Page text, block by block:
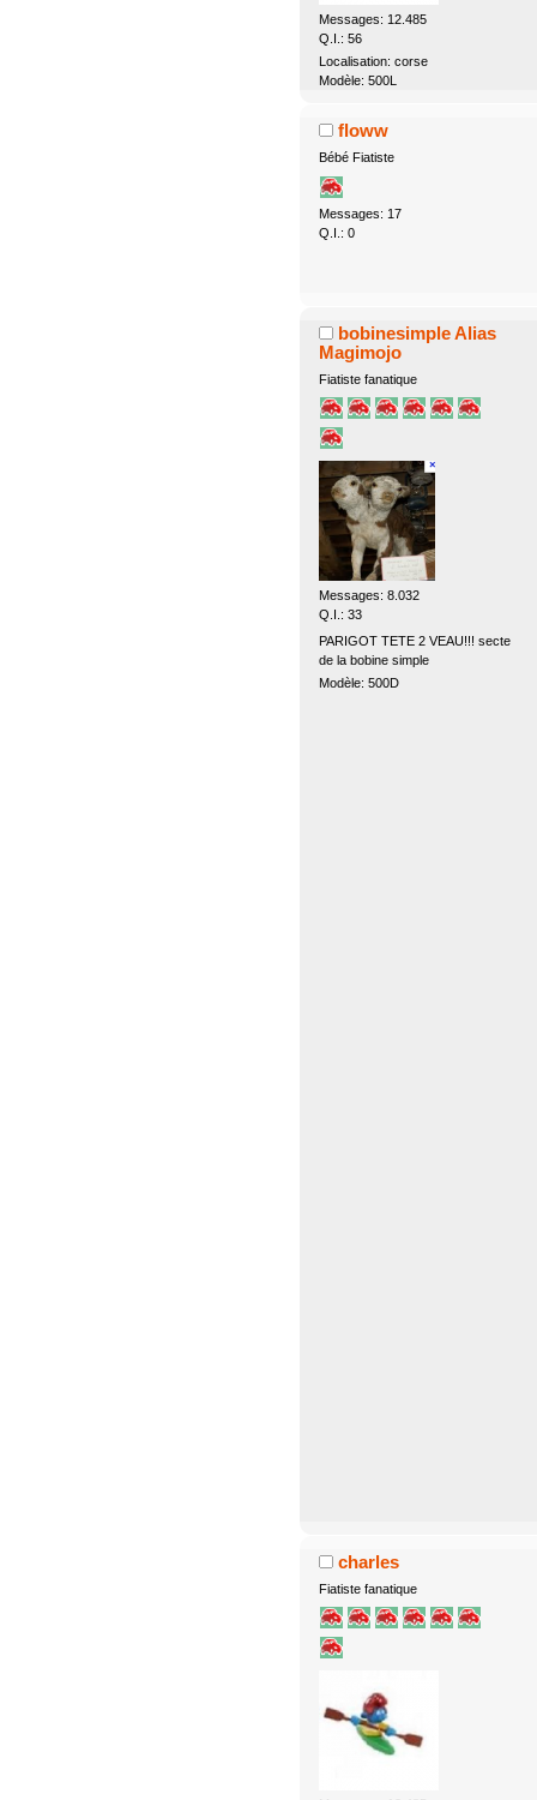
Messages: 12.485
Q.I.: 56
Localisation: corse
Modèle: 500L
floww
Bébé Fiatiste
Messages: 17
Q.I.: 0
bobinesimple Alias
Magimojo
Fiatiste fanatique
Messages: 8.032
Q.I.: 33
PARIGOT TETE 2 VEAU!!! secte
de la bobine simple
Modèle: 500D
charles
Fiatiste fanatique